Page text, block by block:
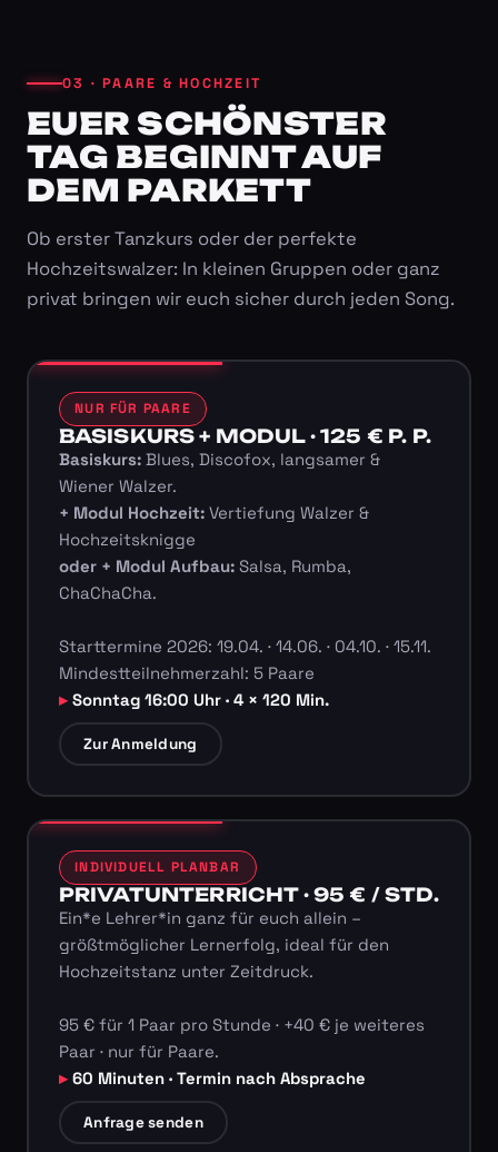
03 · PAARE & HOCHZEIT
EUER SCHÖNSTER
TAG BEGINNT AUF
DEM PARKETT
Ob erster Tanzkurs oder der perfekte
Hochzeitswalzer: In kleinen Gruppen oder ganz
privat bringen wir euch sicher durch jeden Song.
NUR FÜR PAARE
BASISKURS + MODUL · 125 € P. P.
Basiskurs:Blues, Discofox, langsamer &
Wiener Walzer.
+ Modul Hochzeit:Vertiefung Walzer &
Hochzeitsknigge
oder + Modul Aufbau:Salsa, Rumba,
ChaChaCha.
Starttermine 2026: 19.04. · 14.06. · 04.10. · 15.11.
Mindestteilnehmerzahl: 5 Paare
Sonntag 16:00 Uhr · 4 × 120 Min.
Zur Anmeldung
INDIVIDUELL PLANBAR
PRIVATUNTERRICHT · 95 € / STD.
Ein*e Lehrer*in ganz für euch allein –
größtmöglicher Lernerfolg, ideal für den
Hochzeitstanz unter Zeitdruck.
95 € für 1 Paar pro Stunde · +40 € je weiteres
Paar · nur für Paare.
60 Minuten · Termin nach Absprache
Anfrage senden